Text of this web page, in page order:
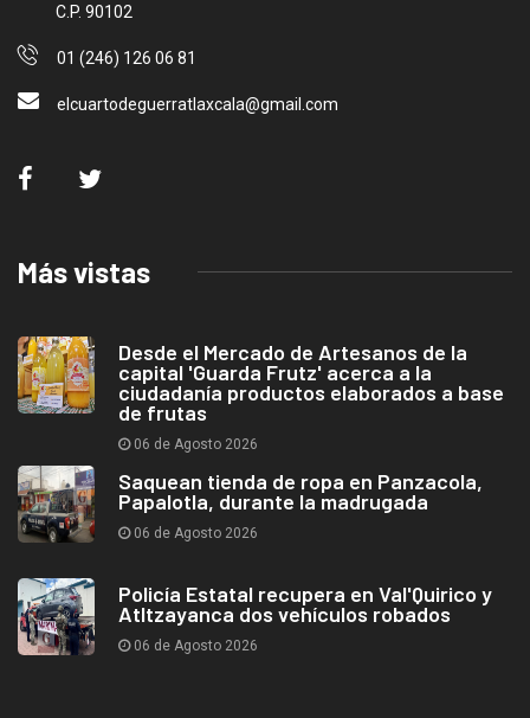
C.P. 90102
01 (246) 126 06 81
elcuartodeguerratlaxcala@gmail.com
Más vistas
Desde el Mercado de Artesanos de la
capital 'Guarda Frutz' acerca a la
ciudadanía productos elaborados a base
de frutas
06 de Agosto 2026
Saquean tienda de ropa en Panzacola,
Papalotla, durante la madrugada
06 de Agosto 2026
Policía Estatal recupera en Val'Quirico y
Atltzayanca dos vehículos robados
06 de Agosto 2026